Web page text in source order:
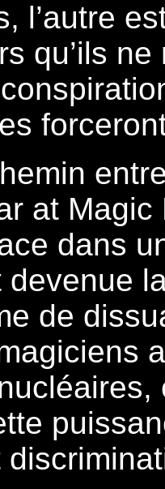
l’autre
qu’ils
at
dans
devenue
de